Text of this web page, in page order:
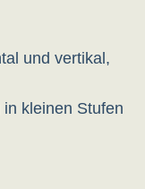
und vertikal,
kleinen Stufen